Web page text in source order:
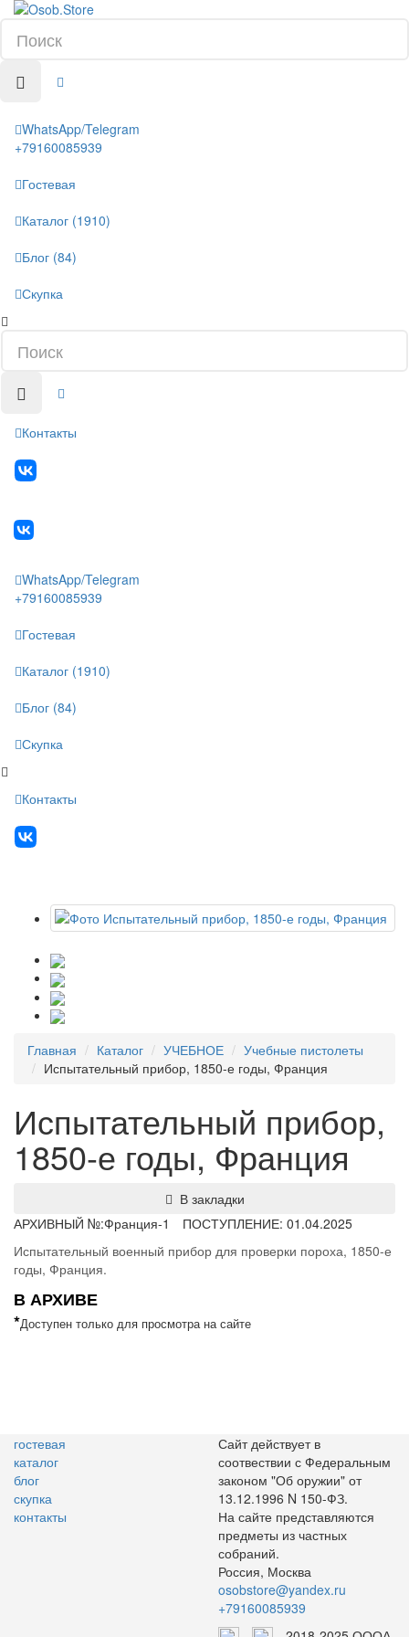
WhatsApp/Telegram
+79160085939
Гостевая
Каталог (1910)
Блог (84)
Скупка
Контакты
WhatsApp/Telegram
+79160085939
Гостевая
Каталог (1910)
Блог (84)
Скупка
Контакты
Главная Каталог УЧЕБНОЕ
Учебные пистолеты
Испытательный прибор, 1850-е годы, Франция
Испытательный прибор,
1850-е годы, Франция
В закладки
АРХИВНЫЙ №:Франция-1
ПОСТУПЛЕНИЕ: 01.04.2025
Испытательный военный прибор для проверки пороха, 1850-е
годы, Франция.
В АРХИВЕ
*Доступен только для просмотра на сайте
гостевая
каталог
блог
скупка
контакты
Сайт действует в
соотвествии с Федеральным
законом "Об оружии" от
13.12.1996 N 150-ФЗ.
На сайте представляются
предметы из частных
собраний.
Россия, Москва
osobstore@yandex.ru
+79160085939